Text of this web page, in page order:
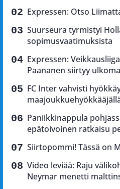
Expressen: Otso
Suurseura tyrmistyi
sopimusvaatimuksista
Expressen:
Paananen siirtyy
FC Inter vahvisti
Paniikkinappula
epätoivoinen ratkaisu
Siirtopommi! Tässä on
Video leviää: Raju
Neymar menetti